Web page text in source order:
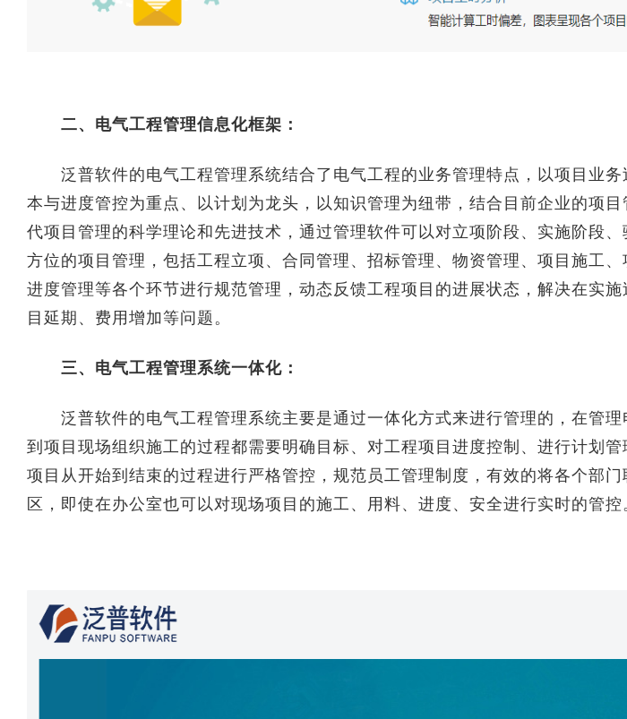
二、电气工程管理信息化框架：
泛普软件的电气工程管理系统结合了电气工程的业务管理特点，以项目业务
本与进度管控为重点、以计划为龙头，以知识管理为纽带，结合目前企业的项
代项目管理的科学理论和先进技术，通过管理软件可以对立项阶段、实施阶段
方位的项目管理，包括工程立项、合同管理、招标管理、物资管理、项目施工、
进度管理等各个环节进行规范管理，动态反馈工程项目的进展状态，解决在实
目延期、费用增加等问题。
三、电气工程管理系统一体化：
泛普软件的电气工程管理系统主要是通过一体化方式来进行管理的，在管理
到项目现场组织施工的过程都需要明确目标、对工程项目进度控制、进行计划
项目从开始到结束的过程进行严格管控，规范员工管理制度，有效的将各个部
区，即使在办公室也可以对现场项目的施工、用料、进度、安全进行实时的管控